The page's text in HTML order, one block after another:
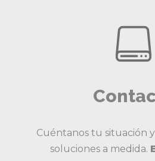
Cuéntanos tu situación
soluciones a medida.